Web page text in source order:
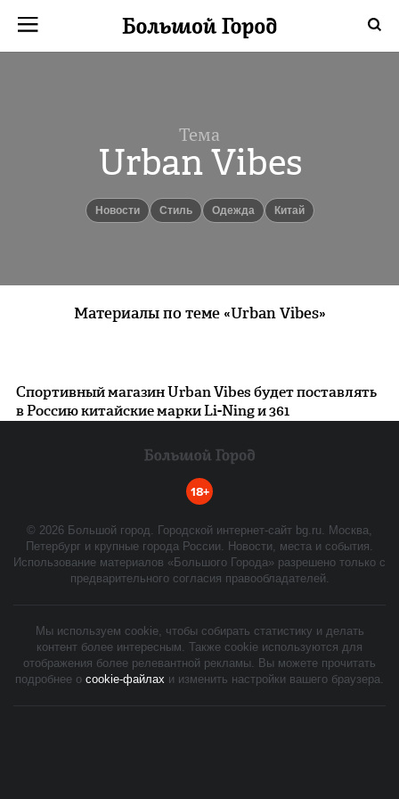
Тема
Urban Vibes
новости Стиль одежда Китай
Материалы по теме «Urban Vibes»
Спортивный магазин Urban Vibes будет поставлять
в Россию китайские марки Li-Ning и 361
18+
© 2026 Большой город. Городской интернет-сайт bg.ru. Москва,
Петербург и крупные города России. Новости, места и события.
Использование материалов «Большого Города» разрешено только с
предварительного согласия правообладателей.
Мы используем cookie, чтобы собирать статистику и делать
контент более интересным. Также cookie используются для
отображения более релевантной рекламы. Вы можете прочитать
подробнее о cookie-файлах и изменить настройки вашего браузера.